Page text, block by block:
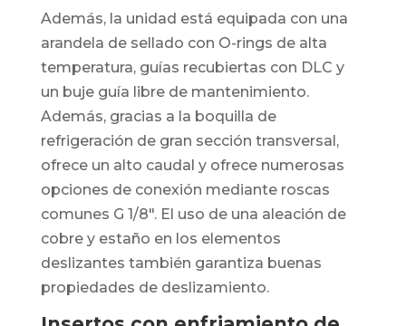
Además, la unidad está equipada con una
arandela de sellado con O-rings de alta
temperatura, guías recubiertas con DLC y
un buje guía libre de mantenimiento.
Además, gracias a la boquilla de
refrigeración de gran sección transversal,
ofrece un alto caudal y ofrece numerosas
opciones de conexión mediante roscas
comunes G 1/8″. El uso de una aleación de
cobre y estaño en los elementos
deslizantes también garantiza buenas
propiedades de deslizamiento.